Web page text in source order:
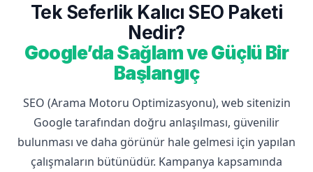
Tek Seferlik Kalıcı SEO Paketi
Nedir?
Google’da Sağlam ve Güçlü Bir
Başlangıç
SEO (Arama Motoru Optimizasyonu), web sitenizin
Google tarafından doğru anlaşılması, güvenilir
bulunması ve daha görünür hale gelmesi için yapılan
çalışmaların bütünüdür. Kampanya kapsamında